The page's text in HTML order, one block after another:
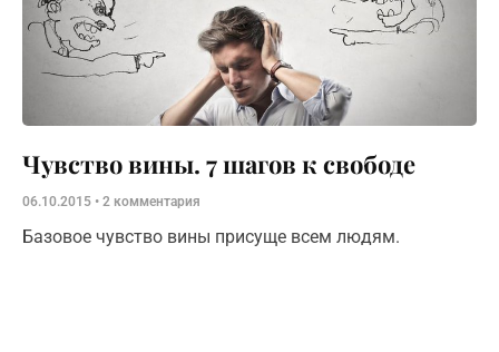
Чувство вины. 7 шагов к свободе
06.10.2015 2 комментария
Базовое чувство вины присуще всем людям.